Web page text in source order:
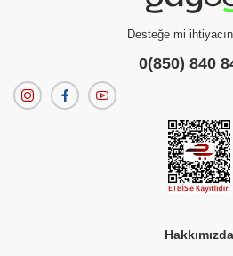
Desteğe mi
0(850) 840
Hakkımızda